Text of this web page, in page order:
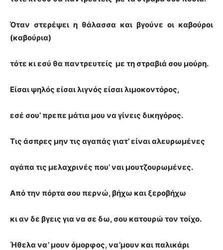
Όταν στερέψει η θάλασσα και βγούνε οι καβούροι
(καβούρια)
τότε κι εσύ θα παντρευτείς με τη στραβιά σου μούρη.
Είσαι ψηλός είσαι λιγνός είσαι λιμοκοντόρος,
εσέ σου’ πρεπε μάτια μου να γίνεις δικηγόρος.
Τις άσπρες μην τις αγαπάς γιατ’ είναι αλευρωμένες
αγάπα τις μελαχρινές που’ ναι μουτζουρωμένες.
Από την πόρτα σου περνώ, βήχω και ξεροβήχω
κι αν δε βγεις για να σε δω, σου κατουρώ τον τοίχο.
Ήθελα να’ μουν όμορφος, να’μουν και παλικάρι